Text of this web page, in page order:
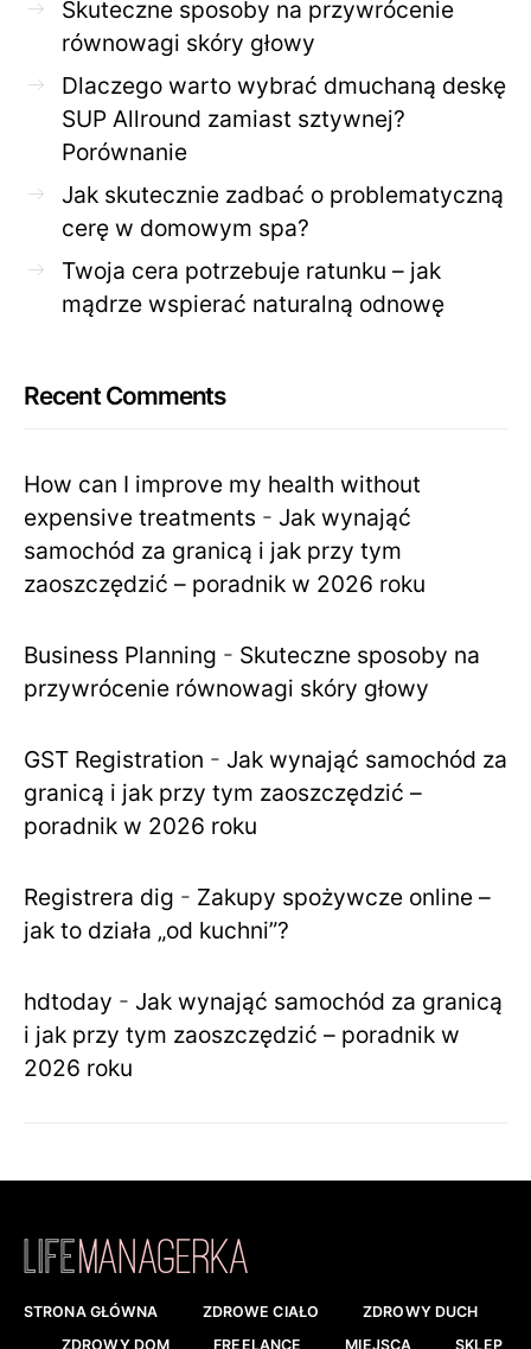
Skuteczne sposoby na przywrócenie
równowagi skóry głowy
Dlaczego warto wybrać dmuchaną deskę
SUP Allround zamiast sztywnej?
Porównanie
Jak skutecznie zadbać o problematyczną
cerę w domowym spa?
Twoja cera potrzebuje ratunku – jak
mądrze wspierać naturalną odnowę
Recent Comments
How can I improve my health without
expensive treatments - Jak wynająć
samochód za granicą i jak przy tym
zaoszczędzić – poradnik w 2026 roku
Business Planning - Skuteczne sposoby na
przywrócenie równowagi skóry głowy
GST Registration - Jak wynająć samochód za
granicą i jak przy tym zaoszczędzić –
poradnik w 2026 roku
Registrera dig - Zakupy spożywcze online –
jak to działa „od kuchni”?
hdtoday - Jak wynająć samochód za granicą
i jak przy tym zaoszczędzić – poradnik w
2026 roku
STRONA GŁÓWNA ZDROWE CIAŁO
ZDROWY DUCH
ZDROWY DOM
FREELANCE MIEJSCA SKLEP